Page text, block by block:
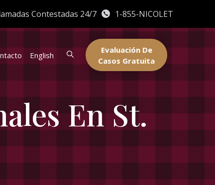
Contestadas 24/7 1-855-NICOLET
English
Evaluación De
Casos Gratuita
En St.